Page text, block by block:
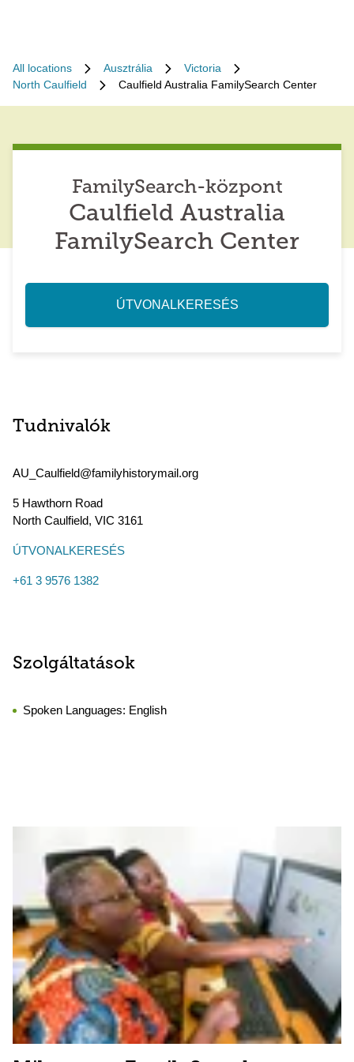
All locations Ausztrália
Victoria
North Caulfield
Caulfield Australia FamilySearch Center
FamilySearch-központ
Caulfield Australia
FamilySearch Center
ÚTVONALKERESÉS
Tudnivalók
AU_Caulfield@familyhistorymail.org
5 Hawthorn Road
North Caulfield, VIC 3161
ÚTVONALKERESÉS
+61 3 9576 1382
Szolgáltatások
Spoken Languages: English